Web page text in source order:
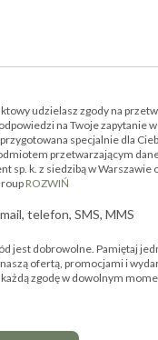
udzielasz zgody na
na Twoje zapytanie
specjalnie dla
przetwarzającym
sp. k. z siedzibą w Warszawie
ROZWIŃ
telefon, SMS, MMS
jest dobrowolne. Pamiętaj
ofertą, promocjami i
zgodę w dowolnym